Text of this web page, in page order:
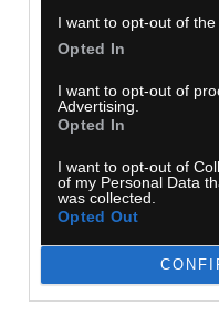
I want to opt-out of
Opted In
I want to opt-out of
Advertising.
Opted In
I want to opt-out of
of my Personal Data
was collected.
Opted Out